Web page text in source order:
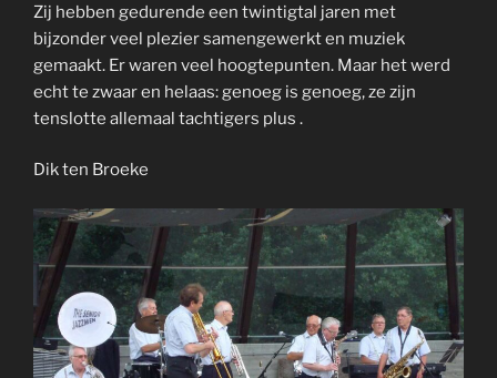
Zij hebben gedurende een twintigtal jaren met
bijzonder veel plezier samengewerkt en muziek
gemaakt. Er waren veel hoogtepunten. Maar het werd
echt te zwaar en helaas: genoeg is genoeg, ze zijn
tenslotte allemaal tachtigers plus .
Dik ten Broeke